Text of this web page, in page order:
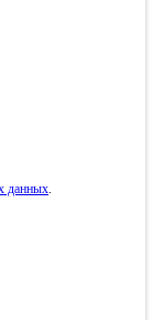
данных